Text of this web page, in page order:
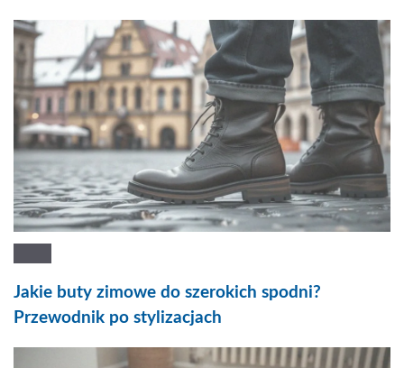
Jakie buty zimowe do szerokich spodni?
Przewodnik po stylizacjach